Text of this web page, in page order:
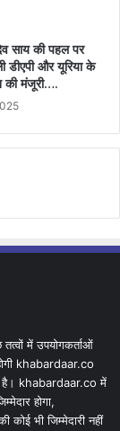
साय की पहल पर
डीएपी और यूरिया के
की मंजूरी….
में उपयोगकर्ताओं
khabardaar.co
है। khabardaar.co में
होगा,
भी जिम्मेदारी नहीं